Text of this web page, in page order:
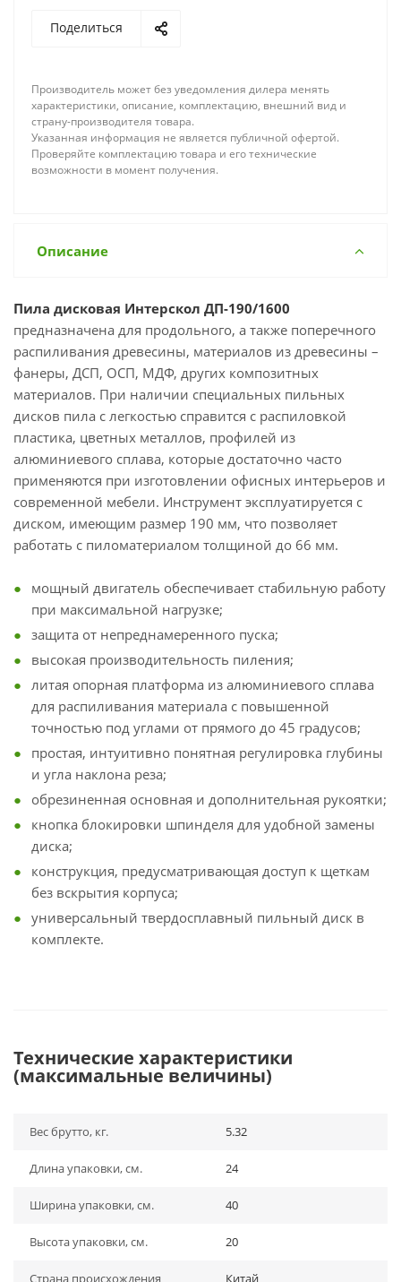
Поделиться
Производитель может без уведомления дилера менять
характеристики, описание, комплектацию, внешний вид и
страну-производителя товара.
Указанная информация не является публичной офертой.
Проверяйте комплектацию товара и его технические
возможности в момент получения.
Описание
Пила дисковая Интерскол ДП-190/1600
предназначена для продольного, а также поперечного
распиливания древесины, материалов из древесины –
фанеры, ДСП, ОСП, МДФ, других композитных
материалов. При наличии специальных пильных
дисков пила с легкостью справится с распиловкой
пластика, цветных металлов, профилей из
алюминиевого сплава, которые достаточно часто
применяются при изготовлении офисных интерьеров и
современной мебели. Инструмент эксплуатируется с
диском, имеющим размер 190 мм, что позволяет
работать с пиломатериалом толщиной до 66 мм.
мощный двигатель обеспечивает стабильную работу
при максимальной нагрузке;
защита от непреднамеренного пуска;
высокая производительность пиления;
литая опорная платформа из алюминиевого сплава
для распиливания материала с повышенной
точностью под углами от прямого до 45 градусов;
простая, интуитивно понятная регулировка глубины
и угла наклона реза;
обрезиненная основная и дополнительная рукоятки;
кнопка блокировки шпинделя для удобной замены
диска;
конструкция, предусматривающая доступ к щеткам
без вскрытия корпуса;
универсальный твердосплавный пильный диск в
комплекте.
Технические характеристики
(максимальные величины)
Вес брутто, кг. 5.32
Длина упаковки, см. 24
Ширина упаковки, см. 40
Высота упаковки, см. 20
Страна происхождения Китай